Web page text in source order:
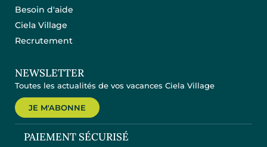
Besoin d'aide
Ciela Village
Recrutement
NEWSLETTER
Toutes les actualités de vos vacances Ciela Village
JE M'ABONNE
PAIEMENT SÉCURISÉ